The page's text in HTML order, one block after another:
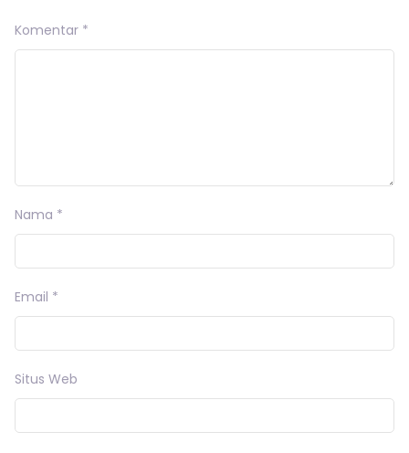
Komentar *
Nama *
Email *
Situs Web